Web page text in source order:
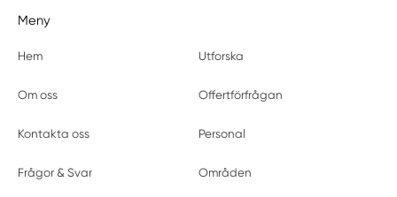
Meny
Hem Utforska
Om oss Offertförfrågan
Kontakta oss Personal
Frågor & Svar Områden